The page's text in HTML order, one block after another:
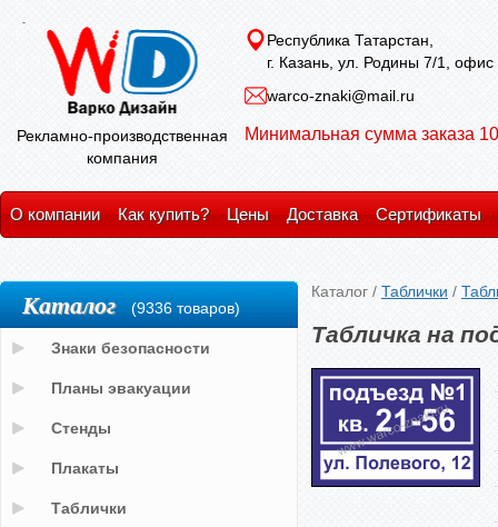
Рекламно-производственная
компания
Республика Татарстан,
г. Казань, ул. Родины 7/1, офис
warco-znaki@mail.ru
Минимальная сумма заказа
О компании Как купить? Цены Доставка Сертификаты
Каталог / Таблички /
Табличка на
Каталог (9336 товаров)
Знаки безопасности
Планы эвакуации
Стенды
Плакаты
Таблички